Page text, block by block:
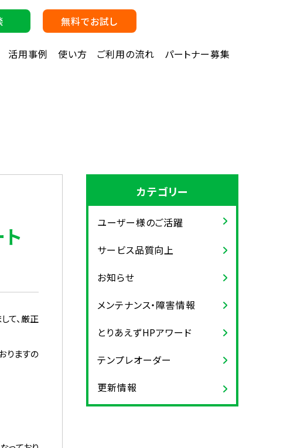
無料でお試し
活用事例 使い方 ご利用の流れ パートナー募集
て、厳正
りますの
カテゴリー
ユーザー様のご活躍
サービス品質向上
お知らせ
メンテナンス・障害情報
とりあえずHPアワード
テンプレオーダー
更新情報